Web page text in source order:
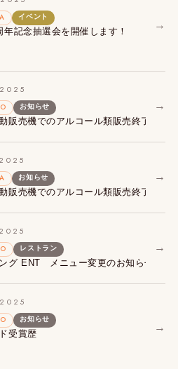
イベント
年記念抽選会を開催します！ →
2025
お知らせ
販売機でのアルコール類販売終了につ
→
2025
お知らせ
販売機でのアルコール類販売終了につ
→
2025
レストラン
グ ENT メニュー変更のお知らせ
→
2025
お知らせ
受賞歴 →